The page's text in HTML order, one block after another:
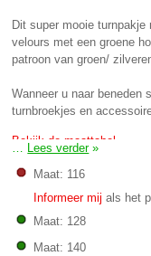
Dit super mooie
velours met een groene
patroon van groen/
Wanneer u naar beneden
turnbroekjes en
… Lees verder»
Bekijk de maattabel
Maat: 116
Informeer mij als het
Maat: 128
Maat: 140